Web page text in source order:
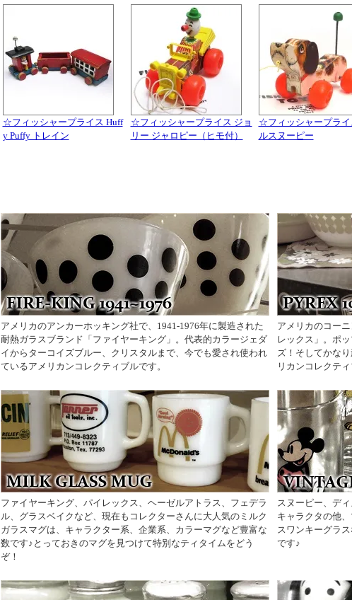
☆フィッシャープライス Huff
y Puffy トレイン
☆フィッシャープライス ジョ
リー ジャロピー（ヒモ付）
☆フィッシャープライ
ルスヌーピー
アメリカのアンカーホッキング社で、1941-1976年に製造された
耐熱ガラスブランド「ファイヤーキング」。代表的カラージェダ
イからターコイズブルー、クリスタルまで、今でも愛され使われ
ているアメリカンコレクティブルです。
アメリカのコー
レックス」。ポ
ズ！そしてかな
リカンコレクテ
ファイヤーキング、パイレックス、ヘーゼルアトラス、フェデラ
ル、グラスベイクなど、現在もコレクターさんに大人気のミルク
ガラスマグは、キャラクター系、企業系、カラーマグなど豊富な
数です♪とっておきのマグを見つけて特別なティタイムをどう
ぞ！
スヌーピー、デ
キャラクタの他
スワンキーグラ
です♪